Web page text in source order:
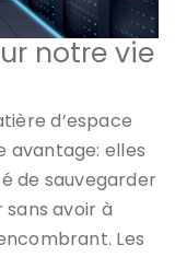
notre vie
d’espace
avantage: elles
de sauvegarder
avoir à
Les